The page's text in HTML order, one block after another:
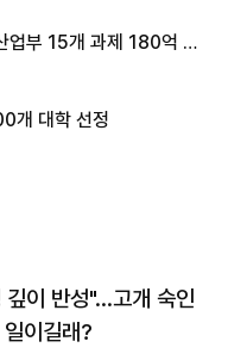
업부 15개 과제 180억 지
개 대학 선정
깊이 반성"…고개 숙인
이길래?